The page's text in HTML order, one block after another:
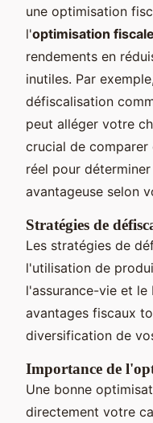
une optimisation
l'optimisation fiscale
rendements en
inutiles. Par
défiscalisation
peut alléger votre
crucial de
réel pour
avantageuse selon
Stratégies de
Les stratégies de
l'utilisation de
l'assurance-vie et
avantages fiscaux
diversification de
Importance de
Une bonne
directement votre